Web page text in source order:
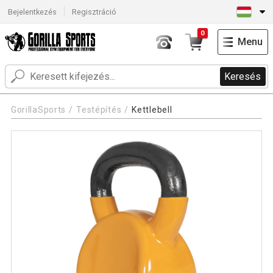
Bejelentkezés Regisztráció
Keresés
0
Menu
GorillaSports Testépítés Kettlebell